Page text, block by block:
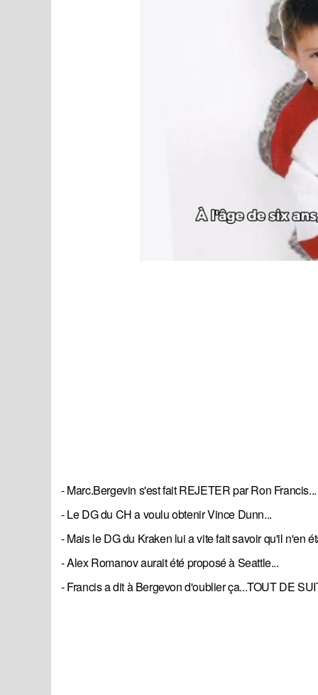
- Marc.Bergevin s'est fait REJETER par Ron Francis...
- Le DG du CH a voulu obtenir Vince Dunn...
- Mais le DG du Kraken lui a vite fait savoir qu'il n'en
- Alex Romanov aurait été proposé à Seattle...
- Francis a dit à Bergevon d'oublier ça...TOUT DE